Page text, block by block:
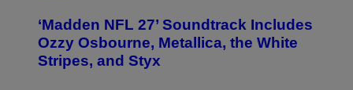
O
B
Y
N
‘Madden NFL 27’ Soundtrack Includes
Ozzy Osbourne, Metallica, the White
Stripes, and Styx